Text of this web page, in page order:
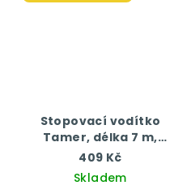
Stopovací vodítko
Tamer, délka 7 m,
červená/černá
409 Kč
Skladem